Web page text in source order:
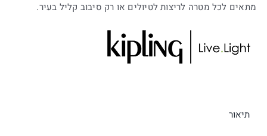
מתאים לכל מטרה לריצות לטיולים או רק סיבוב קליל בעיר.
תיאור